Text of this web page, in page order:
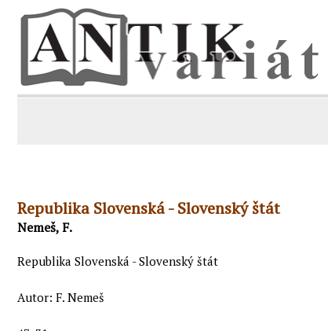
Republika Slovenská - Slovenský štát
Nemeš, F.
Republika Slovenská - Slovenský štát
Autor: F. Nemeš